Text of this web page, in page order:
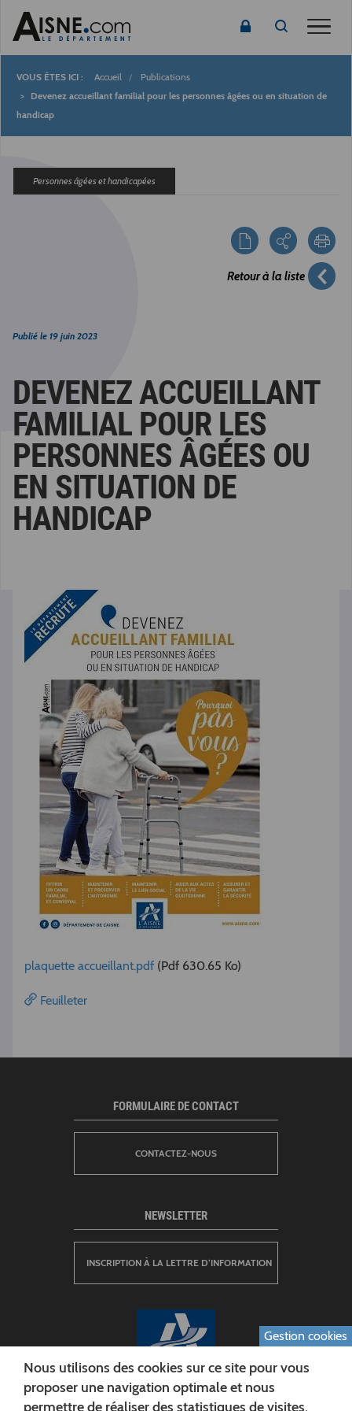
Fil
d'Ariane
Accueil
Publications
Devenez accueillant familial pour les personnes âgées ou en situation de
handicap
Personnes âgées et handicapées
Retour à la liste
Publié le 19 juin 2023
DEVENEZ ACCUEILLANT
FAMILIAL POUR LES
PERSONNES ÂGÉES OU
EN SITUATION DE
HANDICAP
plaquette accueillant.pdf (Pdf 630.65 Ko)
Feuilleter
FORMULAIRE DE CONTACT
CONTACTEZ-NOUS
NEWSLETTER
INSCRIPTION À LA LETTRE D’INFORMATION
Gestion cookies
Nous utilisons des cookies sur ce site pour vous
proposer une navigation optimale et nous
permettre de réaliser des statistiques de visites.